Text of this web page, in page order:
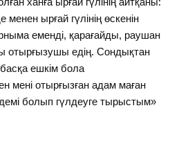
ырғай гүлінің өскенін
еменді, қарағайды, раушан
отырғызушы едің. Сондықтан
басқа ешкім бола
мені отырғызған адам маған
болып гүлдеуге тырыстым»